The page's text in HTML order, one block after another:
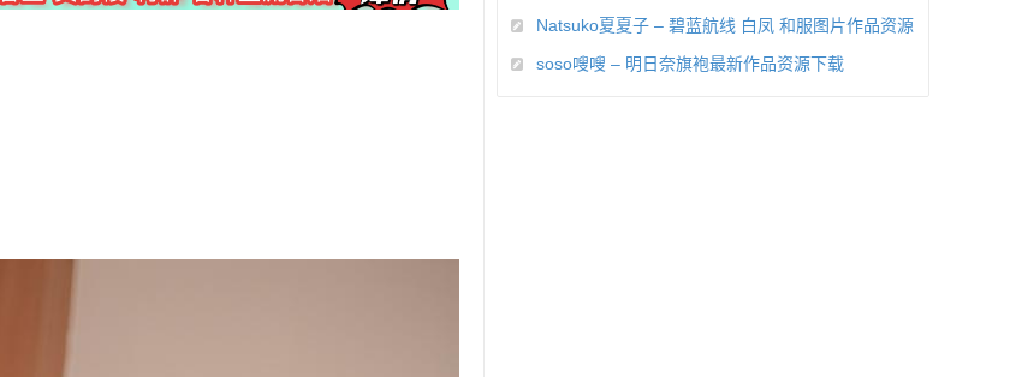
Natsuko夏夏子 – 碧蓝航线 白凤 和服图片作品资源
soso嗖嗖 – 明日奈旗袍最新作品资源下载